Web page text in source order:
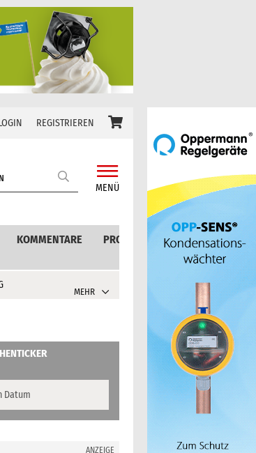
REGISTRIEREN
MENÜ
KOMMENTARE PRODUKTE
MEHR
ANZEIGE